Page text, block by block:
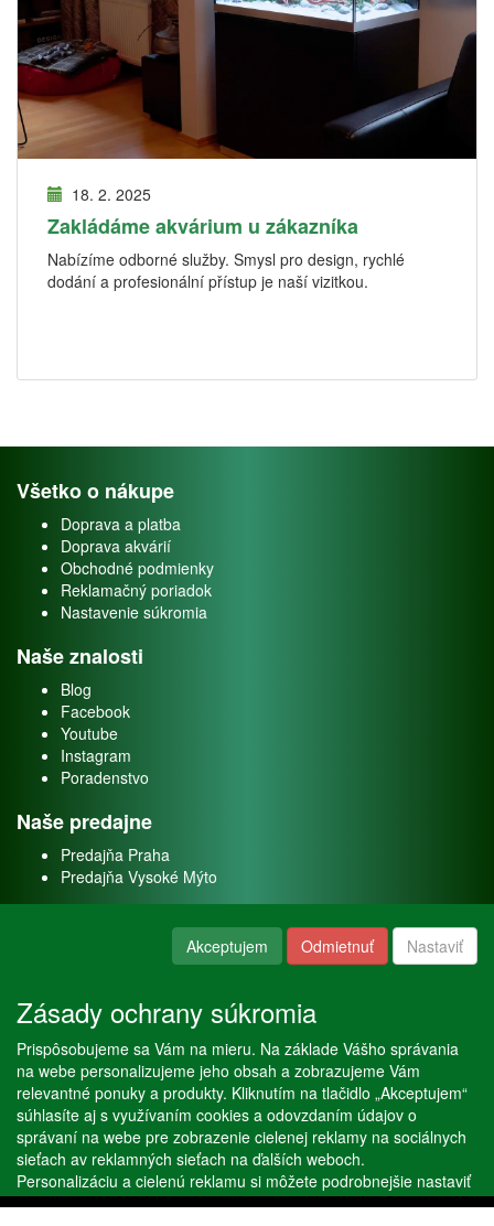
18. 2. 2025
Zakládáme akvárium u zákazníka
Nabízíme odborné služby. Smysl pro design, rychlé
dodání a profesionální přístup je naší vizitkou.
Všetko o nákupe
Doprava a platba
Doprava akvárií
Obchodné podmienky
Reklamačný poriadok
Nastavenie súkromia
Naše znalosti
Blog
Facebook
Youtube
Instagram
Poradenstvo
Naše predajne
Predajňa Praha
Predajňa Vysoké Mýto
Naše služby
Servis
Predaj akváriových rýb
Predaj akváriových rastlín
Copyright © Stöckl spol. s r. o. 2020, powered byABRA E-shop
Akceptujem Odmietnuť Nastaviť
Zásady ochrany súkromia
Prispôsobujeme sa Vám na mieru. Na základe Vášho správania
na webe personalizujeme jeho obsah a zobrazujeme Vám
relevantné ponuky a produkty. Kliknutím na tlačidlo „Akceptujem“
súhlasíte aj s využívaním cookies a odovzdaním údajov o
správaní na webe pre zobrazenie cielenej reklamy na sociálnych
sieťach av reklamných sieťach na ďalších weboch.
Personalizáciu a cielenú reklamu si môžete podrobnejšie nastaviť
alebo kedykoľvek vypnúť po kliknutí na tlačidlo „Nastaviť“.